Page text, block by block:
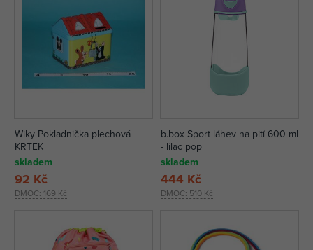
Wiky Pokladnička plechová
KRTEK
skladem
DMOC: 169 Kč
92 Kč
b.box Sport láhev na pití 600 ml
- lilac pop
skladem
DMOC: 510 Kč
444 Kč